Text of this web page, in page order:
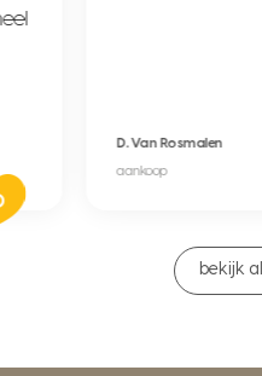
D. Van Rosmalen
aankoop
bekijk